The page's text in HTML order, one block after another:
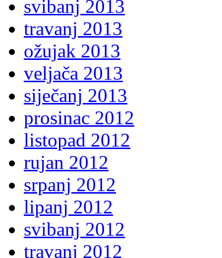
svibanj 2013
travanj 2013
ožujak 2013
veljača 2013
siječanj 2013
prosinac 2012
listopad 2012
rujan 2012
srpanj 2012
lipanj 2012
svibanj 2012
travanj 2012